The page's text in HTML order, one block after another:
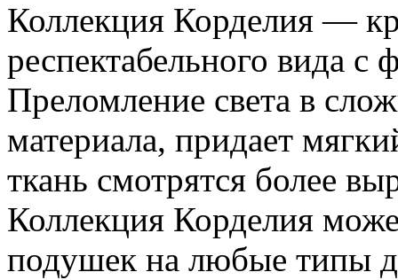
Коллекция Корделия —
респектабельного вида
Преломление света в
материала, придает
ткань смотрятся более
Коллекция Корделия
подушек на любые типы